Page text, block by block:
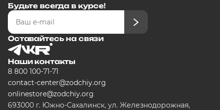
Будьте всегда в курсе!
Оставайтесь на связи
Наши контакты
8 800 100-71-71
contact-center@zodchiy.org
onlinestore@zodchiy.org
693000 г. Южно-Сахалинск, ул. Железнодорожная,